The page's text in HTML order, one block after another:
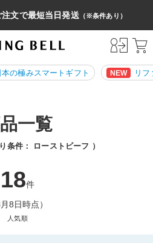
文で最短当日発送（※条件あり）
本の極みスマートギフト NEW リ
一覧
条件： ローストビーフ ）
18件
月8日時点）
人気順